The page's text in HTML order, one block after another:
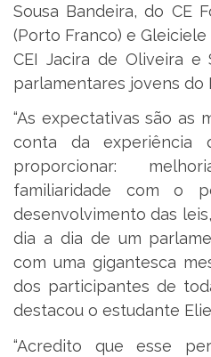
Sousa Bandeira, do CE
(Porto Franco) e
CEI Jacira de Oliveira e
parlamentares jovens do
“As expectativas são as
conta da
proporcionar:
familiaridade com o
desenvolvimento das
dia a dia de um
com uma gigantesca
dos participantes de
destacou o estudante
“Acredito que esse